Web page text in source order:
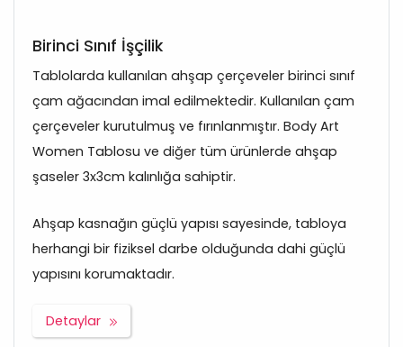
Birinci Sınıf İşçilik
Tablolarda kullanılan ahşap çerçeveler birinci sınıf
çam ağacından imal edilmektedir. Kullanılan çam
çerçeveler kurutulmuş ve fırınlanmıştır. Body Art
Women Tablosu ve diğer tüm ürünlerde ahşap
şaseler 3x3cm kalınlığa sahiptir.
Ahşap kasnağın güçlü yapısı sayesinde, tabloya
herhangi bir fiziksel darbe olduğunda dahi güçlü
yapısını korumaktadır.
Detaylar